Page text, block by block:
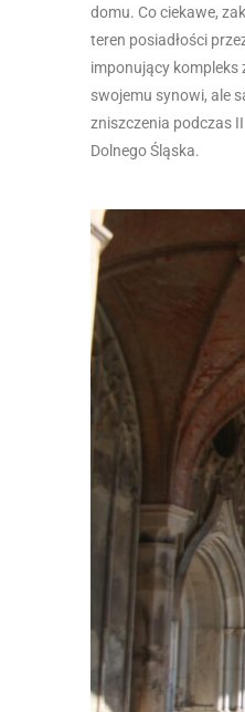
domu. Co ciekawe,
teren posiadłości
imponujący kompleks
swojemu synowi, ale
zniszczenia podczas
Dolnego Śląska.